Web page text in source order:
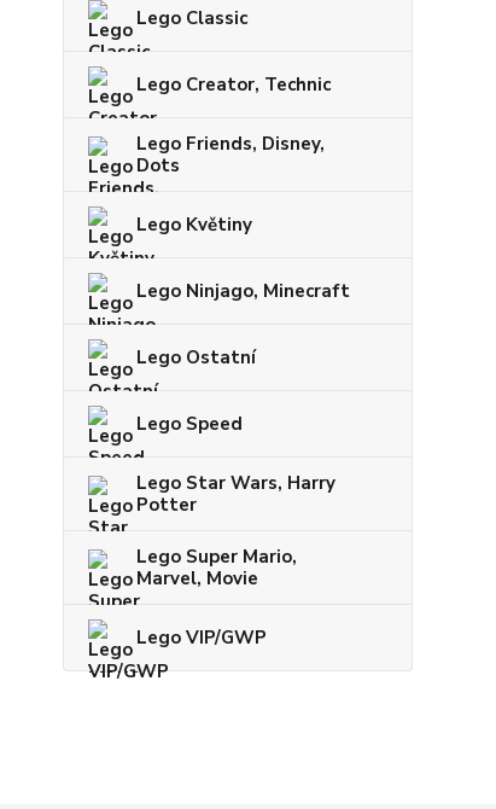
Lego Classic
Lego Creator, Technic
Lego Friends, Disney,
Dots
Lego Květiny
Lego Ninjago, Minecraft
Lego Ostatní
Lego Speed
Lego Star Wars, Harry
Potter
Lego Super Mario,
Marvel, Movie
Lego VIP/GWP